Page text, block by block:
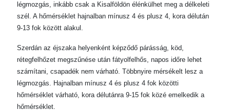
légmozgás, inkább csak a Kisalföldön élénkülhet meg a délkeleti
szél. A hőmérséklet hajnalban mínusz 4 és plusz 4, kora délután
9-13 fok között alakul.
Szerdán az éjszaka helyenként képződő párásság, köd,
rétegfelhőzet megszűnése után fátyolfelhős, napos időre lehet
számítani, csapadék nem várható. Többnyire mérsékelt lesz a
légmozgás. Hajnalban mínusz 4 és plusz 4 fok közötti
hőmérséklet várható, kora délutánra 9-15 fok közé emelkedik a
hőmérséklet.